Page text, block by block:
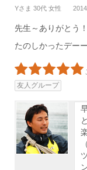
Yさま 30代 女性
先生～ありがとう！
たのしかったデー
友人グループ